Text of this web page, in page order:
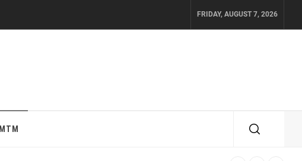
FRIDAY, AUGUST 7, 2026
MTM